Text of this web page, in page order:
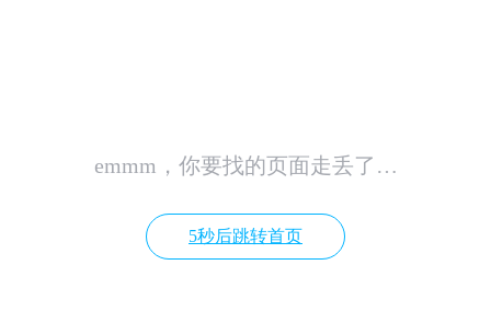
emmm，你要找的页面走丢了…
5秒后跳转首页